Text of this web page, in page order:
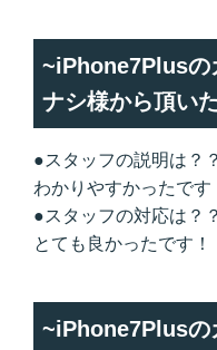
~iPhone7Plusの
ナシ様から頂い
●スタッフの説明は？？
わかりやすかったです
●スタッフの対応は？？
とても良かったです！
~iPhone7Plusの